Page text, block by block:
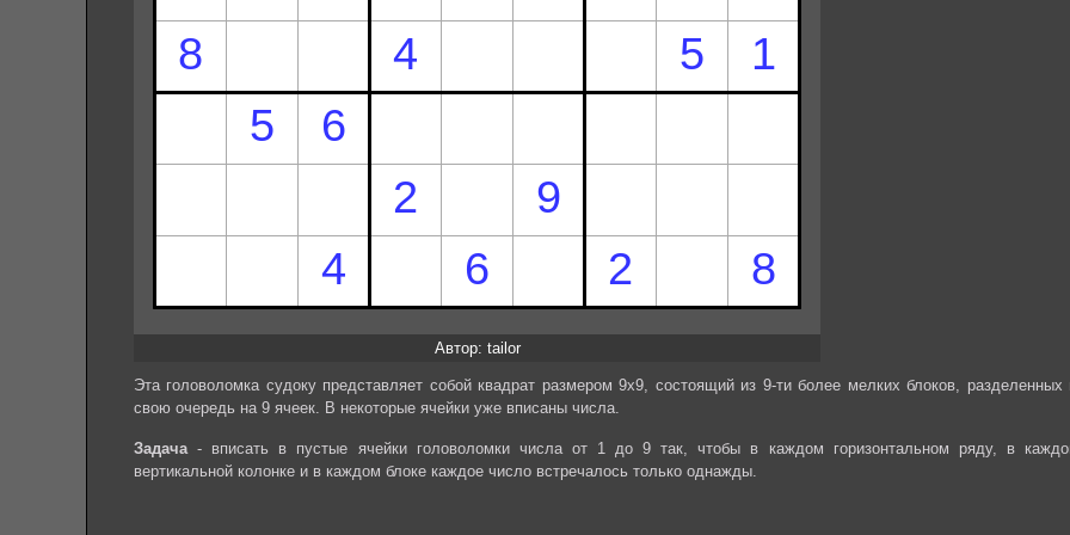
Автор: tailor
Эта головоломка судоку представляет собой квадрат размером 9х9, состоящий из 9-ти более мелких блоков, разделенных
свою очередь на 9 ячеек. В некоторые ячейки уже вписаны числа.
Задача- вписать в пустые ячейки головоломки числа от 1 до 9 так, чтобы в каждом горизонтальном ряду, в
вертикальной колонке и в каждом блоке каждое число встречалось только однажды.